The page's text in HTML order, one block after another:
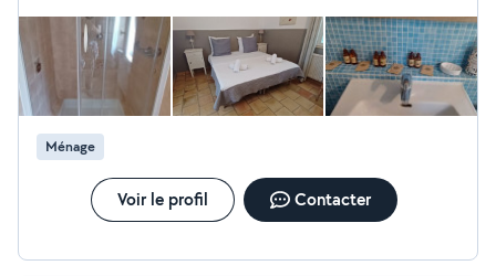
Ménage
Voir le profil Contacter